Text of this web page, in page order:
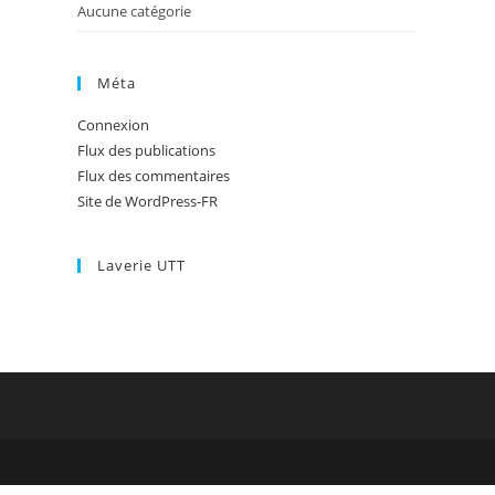
Aucune catégorie
Méta
Connexion
Flux des publications
Flux des commentaires
Site de WordPress-FR
Laverie UTT